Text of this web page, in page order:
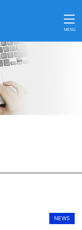
MENU
NEWS